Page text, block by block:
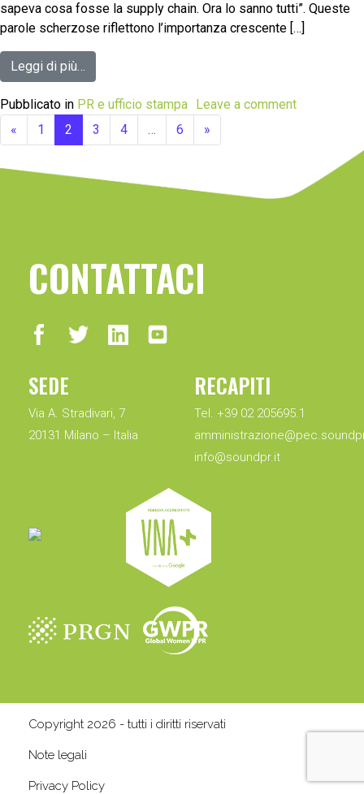
sapeva cosa fosse la supply chain. Ora lo sanno tutti”. Queste
parole scherzose riflettono l’importanza crescente […]
Leggi di più…
Pubblicato in PR e ufficio stampa
Leave a comment
«
1 2 3 4 … 6 »
CONTATTACI
SEDE
Via A. Stradivari, 7
20131 Milano – Italia
RECAPITI
Tel. +39 02 205695.1
info@soundpr.it
Copyright 2026 - tutti i diritti riservati
Note legali
Privacy Policy